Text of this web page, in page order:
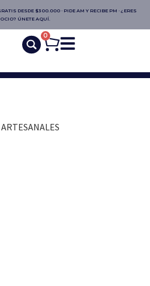
DESDE $300.000 · PIDE AM Y RECIBE PM · ¿ERES
ÚNETE AQUÍ.
0